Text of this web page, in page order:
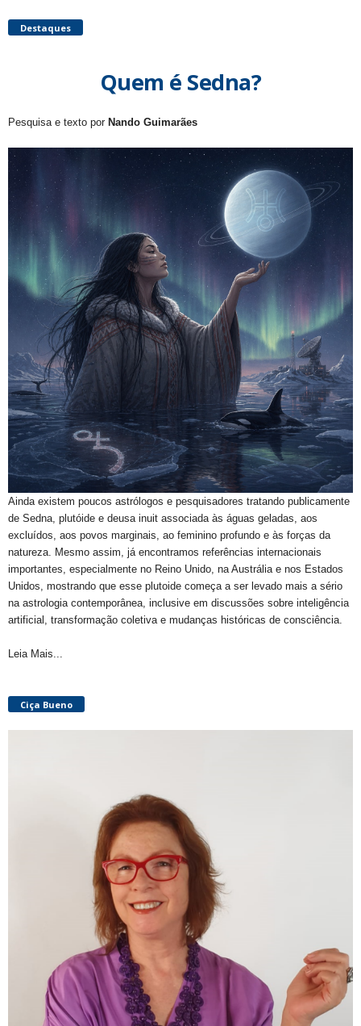
Destaques
Quem é Sedna?
Pesquisa e texto por Nando Guimarães
Ainda existem poucos astrólogos e pesquisadores tratando publicamente
de Sedna, plutóide e deusa inuit associada às águas geladas, aos
excluídos, aos povos marginais, ao feminino profundo e às forças da
natureza. Mesmo assim, já encontramos referências internacionais
importantes, especialmente no Reino Unido, na Austrália e nos Estados
Unidos, mostrando que esse plutoide começa a ser levado mais a sério
na astrologia contemporânea, inclusive em discussões sobre inteligência
artificial, transformação coletiva e mudanças históricas de consciência.
Leia Mais...
Ciça Bueno